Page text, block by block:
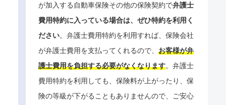
が加入する自動車保険その他の保険契約で弁護士
費用特約に入っている場合は、ぜひ特約を利用く
ださい。弁護士費用特約を利用すれば、保険会社
が弁護士費用を支払ってくれるので、 お客様が弁
護士費用を負担する必要がなくなります。弁護士
費用特約を利用しても、保険料が上がったり、保
険の等級が下がることもありませんので、ご安心